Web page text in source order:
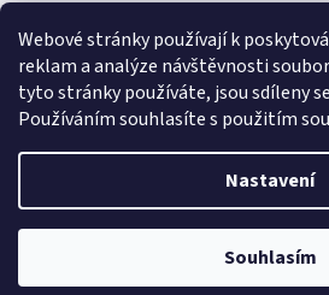
Webové stránky používají k
reklam a analýze návštěvnosti
tyto stránky používáte, jsou sdíleny
Používáním souhlasíte s použitím
Nastavení
Souhlasím
Copyright 2026Obujtese.cz-srdeční
vyhrazena.